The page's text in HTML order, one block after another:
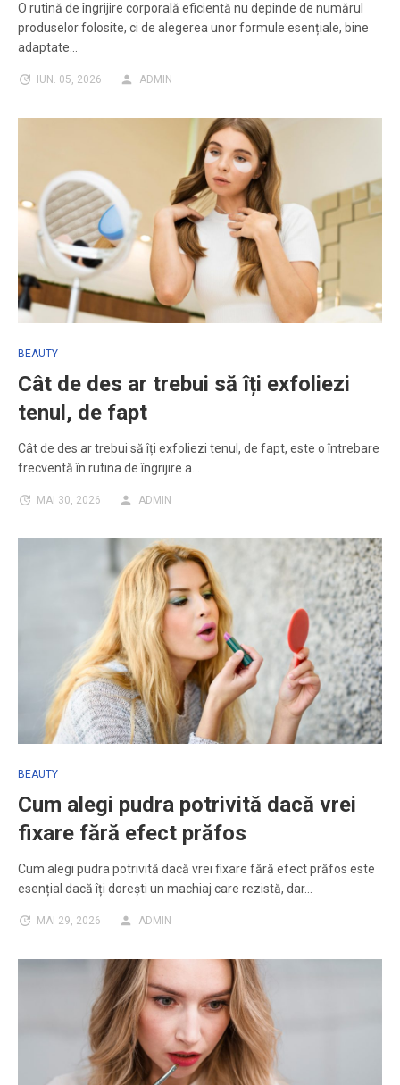
O rutină de îngrijire corporală eficientă nu depinde de numărul
produselor folosite, ci de alegerea unor formule esențiale, bine
adaptate…
IUN. 05, 2026 ADMIN
BEAUTY
Cât de des ar trebui să îți exfoliezi
tenul, de fapt
Cât de des ar trebui să îți exfoliezi tenul, de fapt, este o întrebare
frecventă în rutina de îngrijire a…
MAI 30, 2026 ADMIN
BEAUTY
Cum alegi pudra potrivită dacă vrei
fixare fără efect prăfos
Cum alegi pudra potrivită dacă vrei fixare fără efect prăfos este
esențial dacă îți dorești un machiaj care rezistă, dar…
MAI 29, 2026 ADMIN